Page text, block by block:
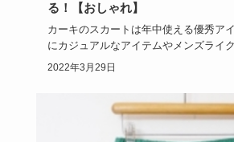
る！【おしゃれ】
カーキのスカートは年中使える優秀ア
にカジュアルなアイテムやメンズライ
良くて、着まわ…
2022年3月29日